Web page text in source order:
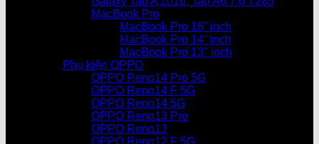
MacBook Pro
MacBook Pro 16” inch
MacBook Pro 14” inch
MacBook Pro 13″ inch
Phụ kiện OPPO
OPPO Reno14 Pro 5G
OPPO Reno14 F 5G
OPPO Reno14 5G
OPPO Reno13 Pro
OPPO Reno13
OPPO Reno12 F 5G